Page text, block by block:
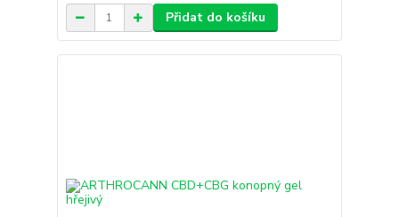
Přidat do košíku